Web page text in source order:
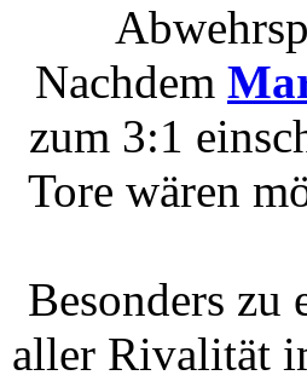
Nachdem
zum 3:1
Tore wären
Besonders zu
aller Rivalität